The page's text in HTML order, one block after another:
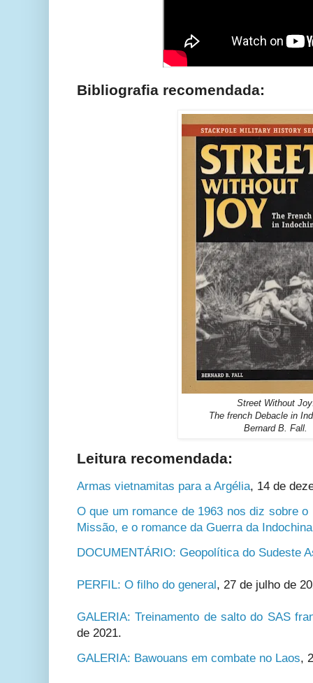
Bibliografia recomendada:
Street Without
The french Debacle in
Bernard B. Fall.
Leitura recomendada:
Armas vietnamitas para a Argélia, 14 de
O que um romance de 1963 nos diz sobre
Missão, e o romance da Guerra da Indochina
DOCUMENTÁRIO: Geopolítica do Sudeste
PERFIL: O filho do general , 27 de julho de
GALERIA: Treinamento de salto do SAS
de 2021.
GALERIA: Bawouans em combate no Laos,